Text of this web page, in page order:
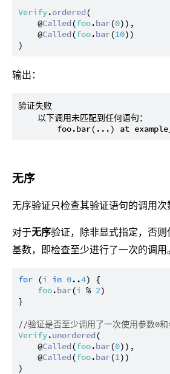
Verify.ordered(
    @
Called(foo.bar(0)),
    @
Called(foo.bar(10))
输出：
验证失败
    以下调用未匹配到任何语句：
无序
无序验证只检查其验证语句的调用次
对于无序验证，除非显式指定，否则
基数，即检查至少进行了一次的调用。
for (i in 0..4) {
foo.bar(i % 2)
}
//验证是否至少调用了一次使用参数0
Verify.unordered(
    @
Called(foo.bar(0)),
    @
Called(foo.bar(1))
)